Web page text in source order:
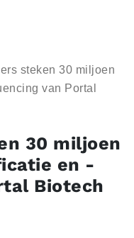
steken 30 miljoen
van Portal
30 miljoen
en -
Biotech